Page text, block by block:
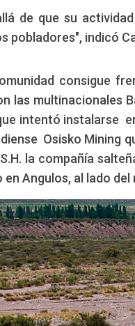
de que su
pobladores", indicó
consigue
las multinacionales
intentó instalarse
Osisko Mining
la compañía
Angulos, al lado del